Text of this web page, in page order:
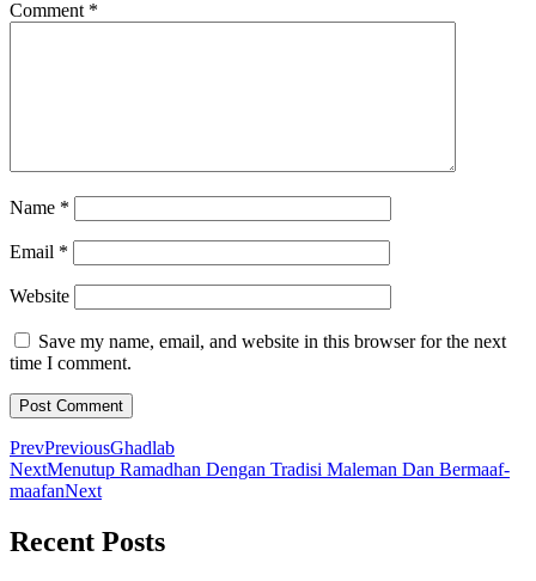
Comment *
Name *
Email *
Website
Save my name, email, and website in this browser for the next
time I comment.
PrevPreviousGhadlab
NextMenutup Ramadhan Dengan Tradisi Maleman Dan Bermaaf-
maafanNext
Recent Posts